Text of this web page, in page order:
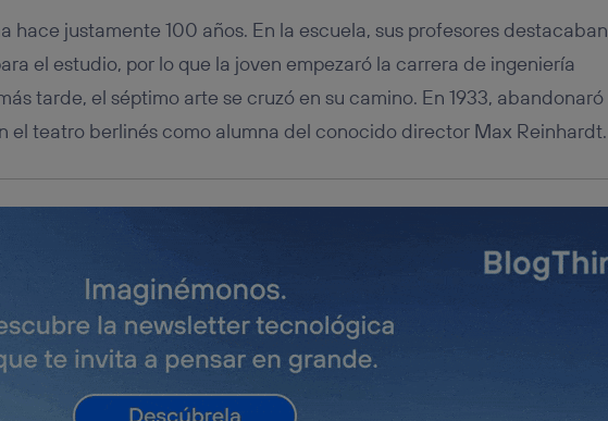
hace justamente 100 años. En la escuela, sus profesores destacaban
el estudio, por lo que la joven empezaró la carrera de ingeniería
tarde, el séptimo arte se cruzó en su camino. En 1933, abandonaró
el teatro berlinés como alumna del conocido director Max Reinhardt.
web o visitando el
portal de privacidad de Utiq (“consenthub”)
.
consulta la política de privacidad de Utiq.